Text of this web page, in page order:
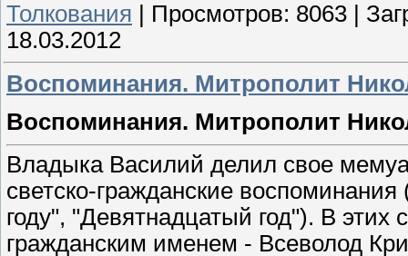
Толкования
Просмотров: 8063
18.03.2012
Воспоминания. Митрополит
Воспоминания. Митрополит
Владыка Василий делил свое
светско-гражданские
году", "Девятнадцатый год"). В
гражданским именем - Всеволод